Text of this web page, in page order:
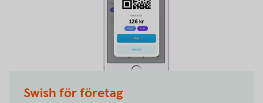
Swish för företag